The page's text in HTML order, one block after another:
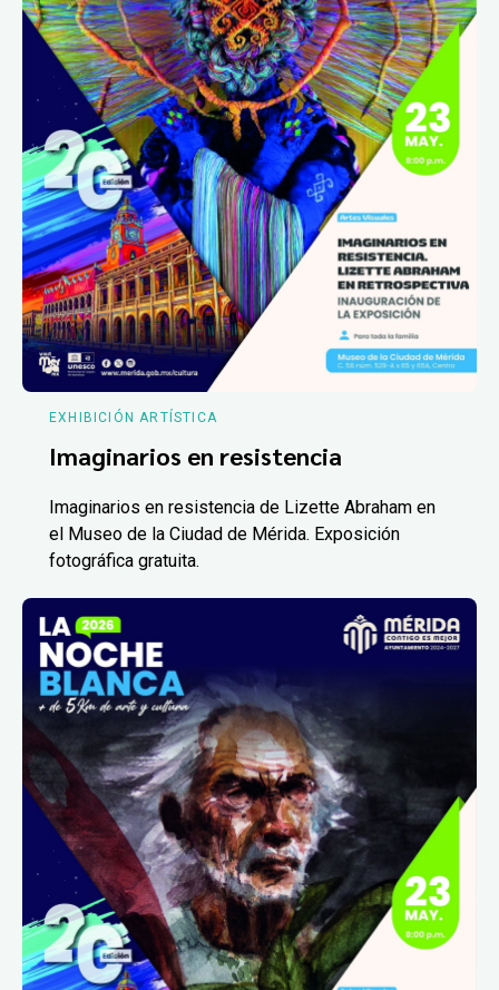
EXHIBICIÓN ARTÍSTICA
Imaginarios en resistencia
Imaginarios en resistencia de Lizette Abraham en
el Museo de la Ciudad de Mérida. Exposición
fotográfica gratuita.